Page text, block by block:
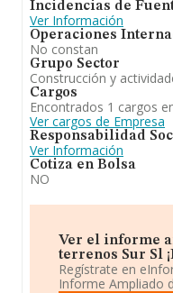
Incidencias de
Ver Información
Operaciones
No constan
Grupo Sector
Construcción y
Cargos
Encontrados 1 cargos
Ver cargos de Empresa
Responsabilidad
Ver Información
Cotiza en Bolsa
NO
Ver el informe
terrenos Sur Sl
Regístrate en
Informe Ampliado